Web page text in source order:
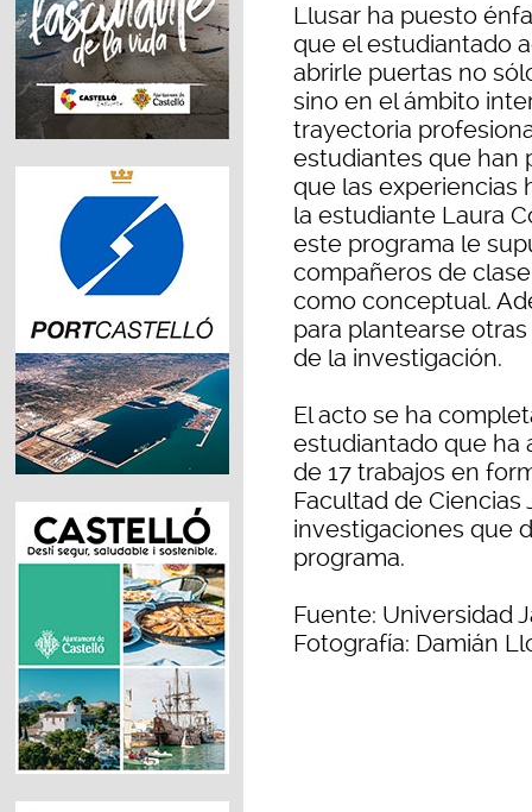
Llusar ha puesto
que el estudiantado
abrirle puertas no
sino en el ámbito
trayectoria
estudiantes que han
que las experiencias
la estudiante Laura
este programa le
compañeros de
como conceptual.
para plantearse
de la investigación.
El acto se ha
estudiantado que ha
de 17 trabajos en
Facultad de Ciencias
investigaciones que
programa.
Fuente: Universidad
Fotografía: Damián